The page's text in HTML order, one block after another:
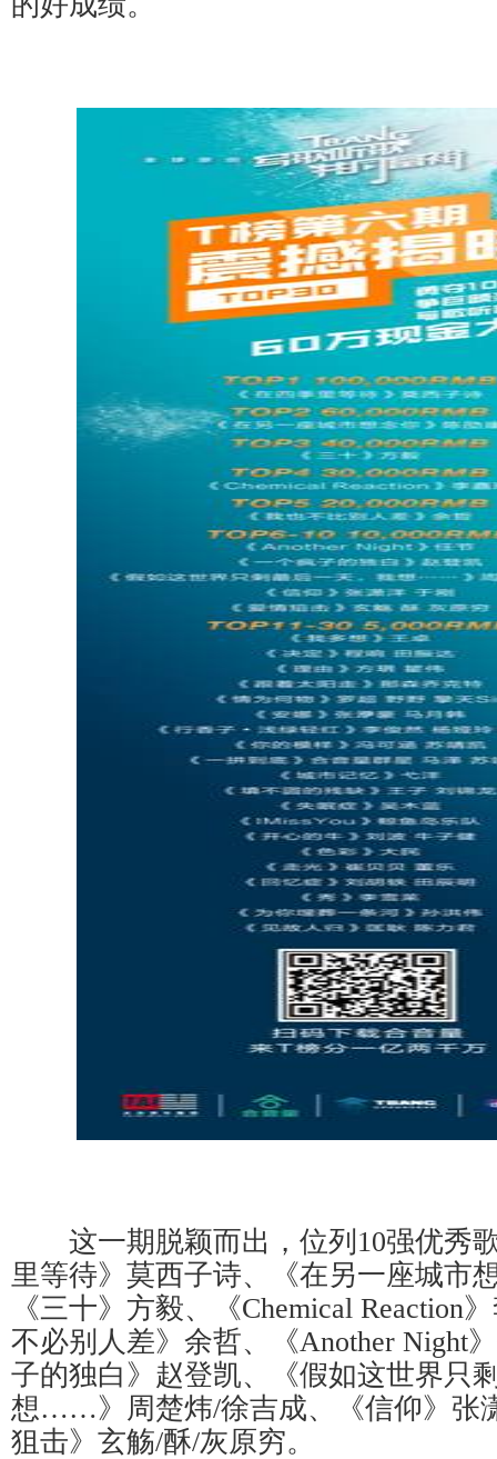
这一期脱颖而出，位列10强优秀
里等待》莫西子诗、《在另一座城市
《三十》方毅、《Chemical Reaction
不必别人差》余哲、《Another Night
子的独白》赵登凯、《假如这世界只
想……》周楚炜/徐吉成、《信仰》张
狙击》玄觞/酥/灰原穷。